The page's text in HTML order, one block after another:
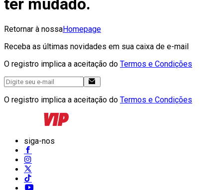
ter mudado.
Retornar à nossaHomepage
Receba as últimas novidades em sua caixa de e-mail
O registro implica a aceitação do Termos e Condições
O registro implica a aceitação do Termos e Condições
siga-nos